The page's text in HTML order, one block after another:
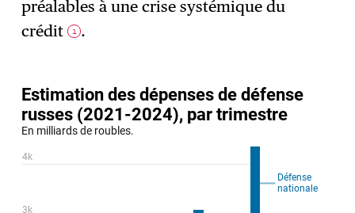
préalables à une crise systémique du
crédit 1 .